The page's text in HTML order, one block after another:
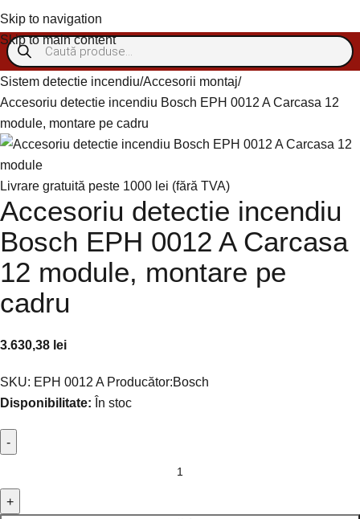
Skip to navigation
Skip to main content
Sistem detectie incendiu Accesorii montaj
Accesoriu detectie incendiu Bosch EPH 0012 A Carcasa 12
module, montare pe cadru
Livrare gratuită peste 1000 lei (fără TVA)
Accesoriu detectie incendiu
Bosch EPH 0012 A Carcasa
12 module, montare pe
cadru
3.630,38 lei
SKU: EPH 0012 A Producător:Bosch
Disponibilitate: În stoc